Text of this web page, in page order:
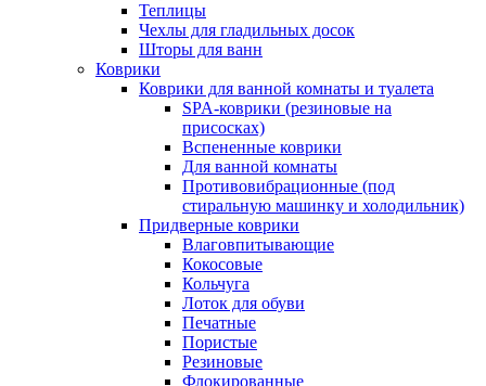
Теплицы
Чехлы для гладильных досок
Шторы для ванн
Коврики
Коврики для ванной комнаты и туалета
SPA-коврики (резиновые на
присосках)
Вспененные коврики
Для ванной комнаты
Противовибрационные (под
стиральную машинку и холодильник)
Придверные коврики
Влаговпитывающие
Кокосовые
Кольчуга
Лоток для обуви
Печатные
Пористые
Резиновые
Флокированные